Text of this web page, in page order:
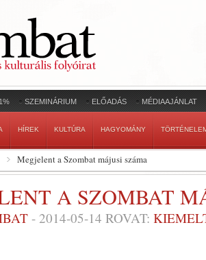
1% SZEMINÁRIUM ELŐADÁS MÉDIAAJÁNLAT
HÍREK KULTÚRA HAGYOMÁNY
Megjelent a Szombat májusi száma
A SZOMBAT
- 2014-05-14 ROVAT: